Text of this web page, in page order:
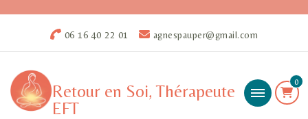
06 16 40 22 01 agnespauper@gmail.com
Retour en Soi, Thérapeute
EFT
0